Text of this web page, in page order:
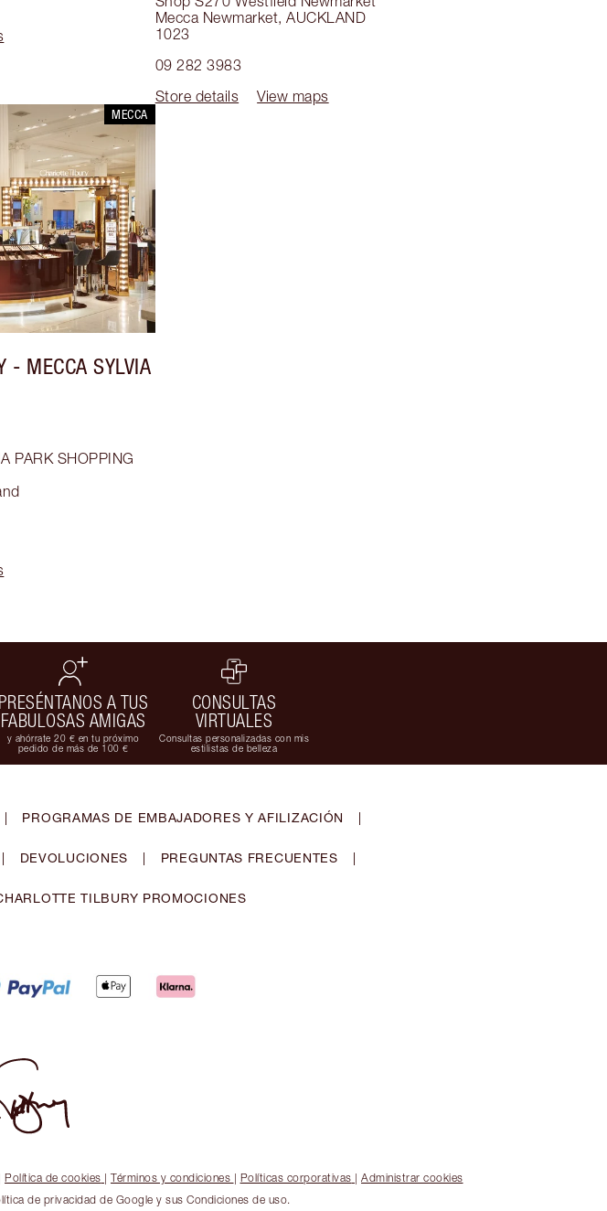
Mecca Newmarket,AUCKLAND
1023
09 282 3983
Store details
View maps
MECCA
- MECCA SYLVIA
PARK SHOPPING
PRESÉNTANOS A TUS
FABULOSAS AMIGAS
y ahórrate 20 € en tu próximo
pedido de más de 100 €
CONSULTAS
VIRTUALES
Consultas personalizadas con mis
estilistas de belleza
| PROGRAMAS DE EMBAJADORES Y AFILIZACIÓN |
| DEVOLUCIONES | PREGUNTAS FRECUENTES |
TILBURY PROMOCIONES
Política de cookies | Términos y condiciones | Políticas corporativas | Administrar cookies
de privacidad de Google y sus Condiciones de uso.